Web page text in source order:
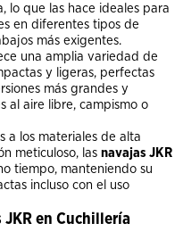
lo que las hace ideales para
en diferentes tipos de
más exigentes.
una amplia variedad de
y ligeras, perfectas
más grandes y
al aire libre, campismo o
a los materiales de alta
meticuloso, lasnavajas JKR
tiempo, manteniendo su
incluso con el uso
JKR en Cuchillería